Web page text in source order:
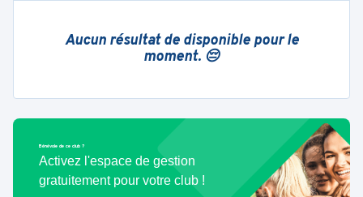
Aucun résultat de disponible pour le
moment. 😔
Bénévole de ce club ?
Activez l'espace de gestion
gratuitement pour votre club !